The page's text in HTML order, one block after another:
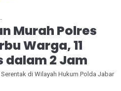
Murah Polres
Warga, 11
dalam 2 Jam
di Wilayah Hukum Polda Jabar